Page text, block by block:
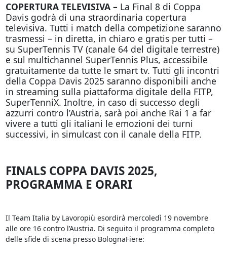
COPERTURA TELEVISIVA – La Final 8 di Coppa
Davis godrà di una straordinaria copertura
televisiva. Tutti i match della competizione saranno
trasmessi – in diretta, in chiaro e gratis per tutti –
su SuperTennis TV (canale 64 del digitale terrestre)
e sul multichannel SuperTennis Plus, accessibile
gratuitamente da tutte le smart tv. Tutti gli incontri
della Coppa Davis 2025 saranno disponibili anche
in streaming sulla piattaforma digitale della FITP,
SuperTenniX. Inoltre, in caso di successo degli
azzurri contro l’Austria, sarà poi anche Rai 1 a far
vivere a tutti gli italiani le emozioni dei turni
successivi, in simulcast con il canale della FITP.
FINALS COPPA DAVIS 2025,
PROGRAMMA E ORARI
Il Team Italia by Lavoropiù esordirà mercoledì 19 novembre
alle ore 16 contro l’Austria. Di seguito il programma completo
delle sfide di scena presso BolognaFiere: